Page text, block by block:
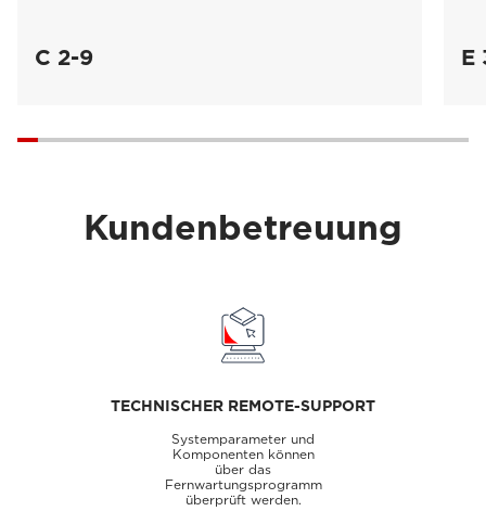
C 2-9 E
Kundenbetreuung
TECHNISCHER REMOTE-SUPPORT
Systemparameter und
Komponenten können
über das
Fernwartungsprogramm
überprüft werden.